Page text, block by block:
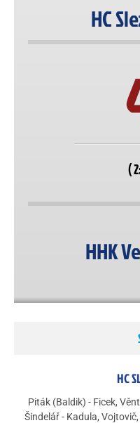
HC
(
HHK
HC
Piták (Baldik) - Ficek,
Šindelář - Kadula,